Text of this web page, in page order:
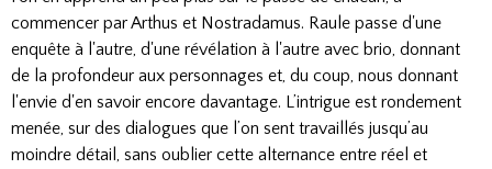
commencer par Arthus et Nostradamus. Raule passe d'une
enquête à l'autre, d'une révélation à l'autre avec brio, donnant
de la profondeur aux personnages et, du coup, nous donnant
l'envie d'en savoir encore davantage. L’intrigue est rondement
menée, sur des dialogues que l’on sent travaillés jusqu’au
moindre détail, sans oublier cette alternance entre réel et